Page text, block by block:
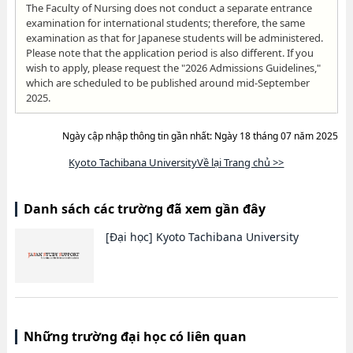
The Faculty of Nursing does not conduct a separate entrance
examination for international students; therefore, the same
examination as that for Japanese students will be administered.
Please note that the application period is also different. If you
wish to apply, please request the "2026 Admissions Guidelines,"
which are scheduled to be published around mid-September
2025.
Ngày cập nhập thông tin gần nhất: Ngày 18 tháng 07 năm 2025
Kyoto Tachibana UniversityVề lại Trang chủ >>
Danh sách các trường đã xem gần đây
[Đại học] Kyoto Tachibana University
Những trường đại học có liên quan